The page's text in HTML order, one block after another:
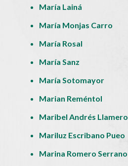
María Lainá
María Monjas Carro
María Rosal
María Sanz
María Sotomayor
Marian Reméntol
Maribel Andrés Llamero
Mariluz Escribano Pueo
Marina Romero Serrano